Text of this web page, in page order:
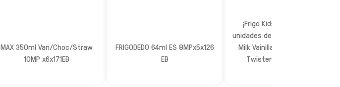
MAX 350ml Van/Choc/Straw
10MP x6x171EB
FRIGODEDO 64ml ES 8MPx5x126
EB
¡Frigo Kids Mix! Pack de 8
unidades de helados con 2 Mini
Milk Vainilla, 2 Frigodedos, 2
Twister Mini y 2 X-Pop